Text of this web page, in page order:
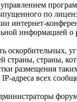
по
интернет-
информацией о
страны, страны,
размещения
адреса всех